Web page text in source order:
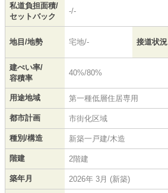
私道負担面積/
セットバック
-/-
地目/地勢 宅地/- 接道状況
建ぺい率/
容積率
40%/80%
用途地域 第一種低層住居専用
都市計画 市街化区域
種別/構造 新築一戸建/木造
階建 2階建
築年月 2026年 3月 (新築)